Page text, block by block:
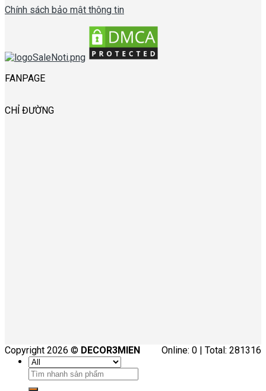
Chính sách bảo mật thông tin
FANPAGE
CHỈ ĐƯỜNG
Online: 0 | Total: 281316
Copyright 2026 © DECOR3MIEN
Tìm
kiếm: